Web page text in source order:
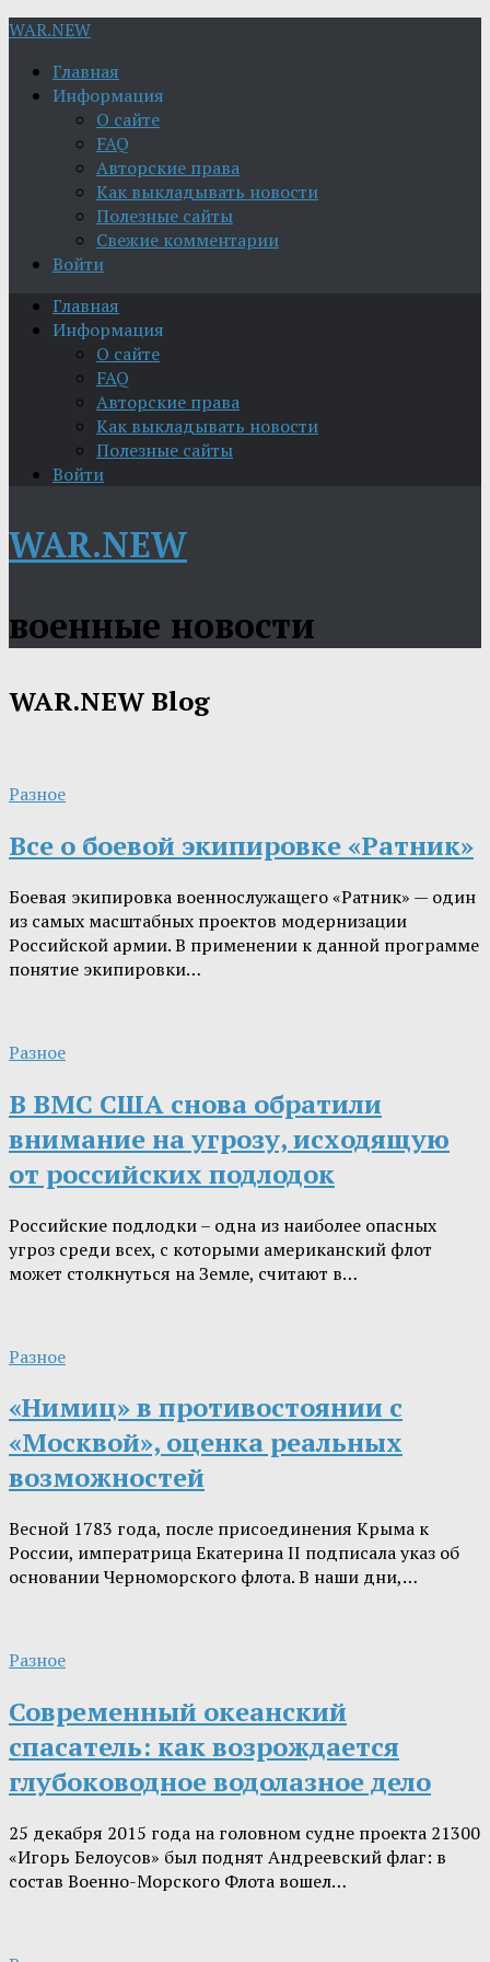
WAR.NEW
Главная
Информация
О сайте
FAQ
Авторские права
Как выкладывать новости
Полезные сайты
Свежие комментарии
Войти
Главная
Информация
О сайте
FAQ
Авторские права
Как выкладывать новости
Полезные сайты
Войти
WAR.NEW
военные новости
WAR.NEW Blog
Разное
Все о боевой экипировке «Ратник»
Боевая экипировка военнослужащего «Ратник» — один
из самых масштабных проектов модернизации
Российской армии. В применении к данной программе
понятие экипировки…
Разное
В ВМС США снова обратили
внимание на угрозу, исходящую
от российских подлодок
Российские подлодки – одна из наиболее опасных
угроз среди всех, с которыми американский флот
может столкнуться на Земле, считают в…
Разное
«Нимиц» в противостоянии с
«Москвой», оценка реальных
возможностей
Весной 1783 года, после присоединения Крыма к
России, императрица Екатерина II подписала указ об
основании Черноморского флота. В наши дни,…
Разное
Современный океанский
спасатель: как возрождается
глубоководное водолазное дело
25 декабря 2015 года на головном судне проекта 21300
«Игорь Белоусов» был поднят Андреевский флаг: в
состав Военно-Морского Флота вошел…